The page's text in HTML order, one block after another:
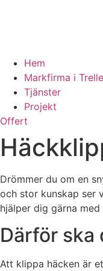
Hem
Markfirma i
Tjänster
Projekt
Offert
Drömmer du om en
och stor kunskap ser
hjälper dig gärna med
Därför ska
Att klippa häcken är